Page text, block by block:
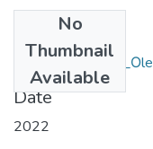
No
Thumbnail
Available
Date
2022